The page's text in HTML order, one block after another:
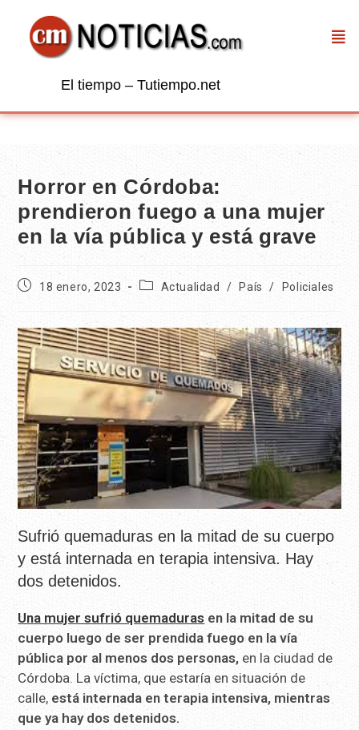
El tiempo – Tutiempo.net
Horror en Córdoba:
prendieron fuego a una mujer
en la vía pública y está grave
18 enero, 2023 Actualidad / País / Policiales
Sufrió quemaduras en la mitad de su cuerpo
y está internada en terapia intensiva. Hay
dos detenidos.
Una mujer sufrió quemaduras en la mitad de su
cuerpo luego de ser prendida fuego en la vía
pública por al menos dos personas, en la ciudad de
Córdoba. La víctima, que estaría en situación de
calle, está internada en terapia intensiva, mientras
que ya hay dos detenidos.